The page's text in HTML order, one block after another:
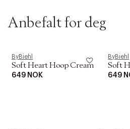
Anbefalt for deg
ByBiehl
Soft Heart Hoop Cream
649 NOK
ByBiehl
Soft
649